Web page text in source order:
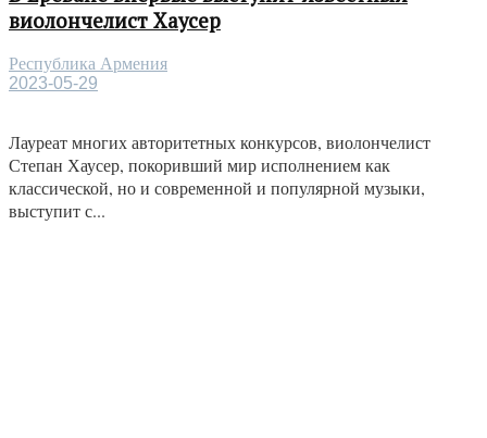
виолончелист Хаусер
Республика Армения
2023-05-29
Лауреат многих авторитетных конкурсов, виолончелист
Степан Хаусер, покоривший мир исполнением как
классической, но и современной и популярной музыки,
выступит с...